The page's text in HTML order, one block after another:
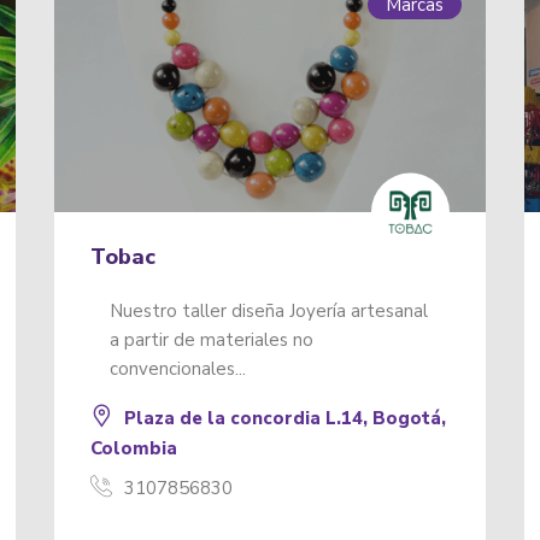
Medios de Comunicación
Comunitarios
Los Mártires
Notas de acción
NOTAS DE ACCIÓN Es un medio
produce mensajes locales de...